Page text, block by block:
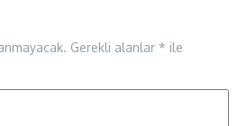
Gerekli alanlar * ile